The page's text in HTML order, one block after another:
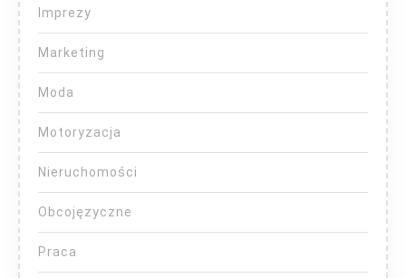
Imprezy
Marketing
Moda
Motoryzacja
Nieruchomości
Obcojęzyczne
Praca